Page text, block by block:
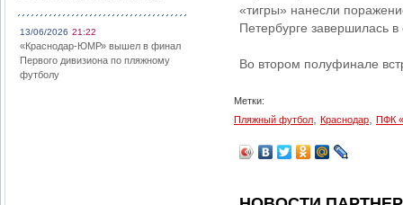
13/06/2026 21:22
«Краснодар-ЮМР» вышел в финал
Первого дивизиона по пляжному
футболу
«тигры» нанесли
Петербурге завершилась
Во втором полуфинале
Метки:
Пляжный футбол
Краснодар ПФК